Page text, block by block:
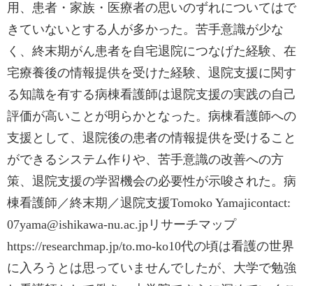
用、患者・家族・医療者の思いのずれについてはで
きていないとする人が多かった。苦手意識が少な
く、終末期がん患者を自宅退院につなげた経験、在
宅療養後の情報提供を受けた経験、退院支援に関す
る知識を有する病棟看護師は退院支援の実践の自己
評価が高いことが明らかとなった。病棟看護師への
支援として、退院後の患者の情報提供を受けること
ができるシステム作りや、苦手意識の改善への方
策、退院支援の学習機会の必要性が示唆された。病
棟看護師／終末期／退院支援Tomoko Yamajicontact:
07yama@ishikawa-nu.ac.jpリサーチマップ
https://researchmap.jp/to.mo-ko10代の頃は看護の世界
に入ろうとは思っていませんでしたが、大学で勉強